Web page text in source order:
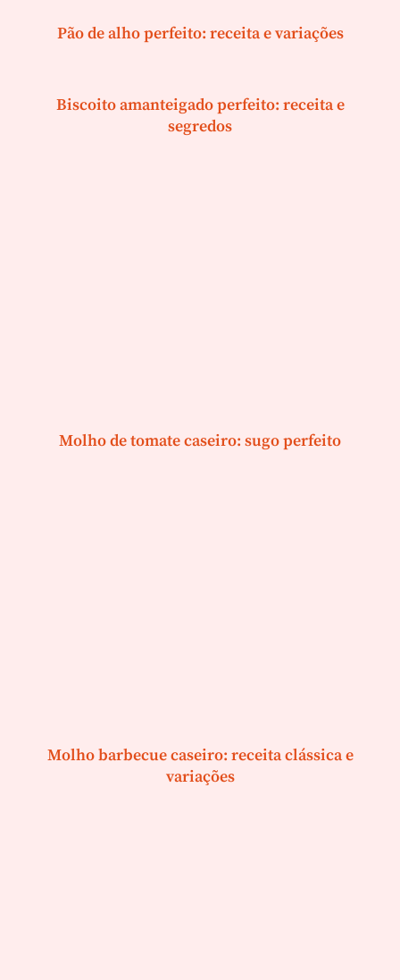
Pão de alho perfeito: receita e variações
Biscoito amanteigado perfeito: receita e
segredos
Molho de tomate caseiro: sugo perfeito
Molho barbecue caseiro: receita clássica e
variações